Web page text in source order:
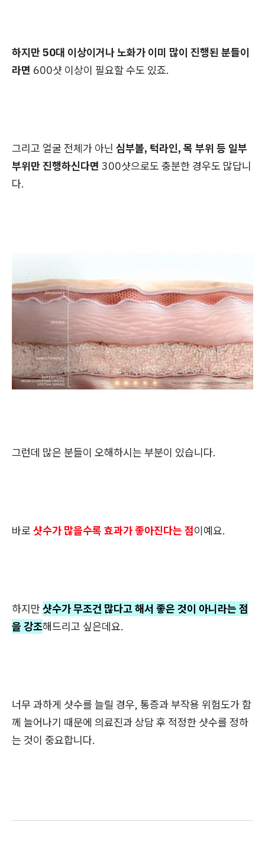
하지만 50대 이상이거나 노화가 이미 많이 진행된 분들이
라면 600샷 이상이 필요할 수도 있죠.
그리고 얼굴 전체가 아닌 심부볼, 턱라인, 목 부위 등 일부
부위만 진행하신다면 300샷으로도 충분한 경우도 많답니
다.
그런데 많은 분들이 오해하시는 부분이 있습니다.
바로 샷수가 많을수록 효과가 좋아진다는 점이예요.
하지만 샷수가 무조건 많다고 해서 좋은 것이 아니라는 점
을 강조해드리고 싶은데요.
너무 과하게 샷수를 늘릴 경우, 통증과 부작용 위험도가 함
께 늘어나기 때문에 의료진과 상담 후 적정한 샷수를 정하
는 것이 중요합니다.